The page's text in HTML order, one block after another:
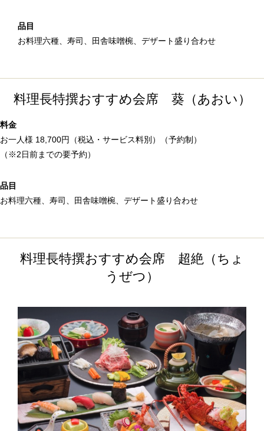
品目
お料理六種、寿司、田舎味噌椀、デザート盛り合わせ
料理長特撰おすすめ会席 葵（あおい）
料金
お一人様 18,700円（税込・サービス料別）（予約制）
（※2日前までの要予約）
品目
お料理六種、寿司、田舎味噌椀、デザート盛り合わせ
料理長特撰おすすめ会席 超絶（ちょ
うぜつ）